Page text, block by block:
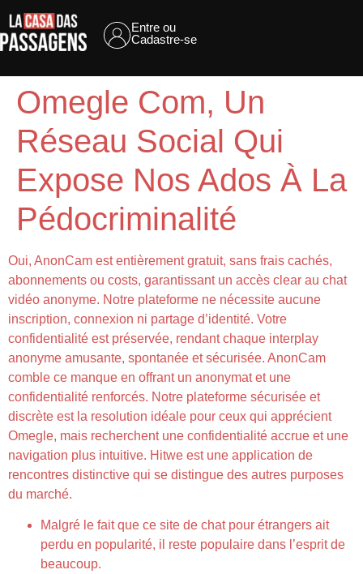
Entre ou
Cadastre-se
Omegle Com, Un
Réseau Social Qui
Expose Nos Ados À La
Pédocriminalité
Oui, AnonCam est entièrement gratuit, sans frais cachés,
abonnements ou costs, garantissant un accès clear au chat
vidéo anonyme. Notre plateforme ne nécessite aucune
inscription, connexion ni partage d’identité. Votre
confidentialité est préservée, rendant chaque interplay
anonyme amusante, spontanée et sécurisée. AnonCam
comble ce manque en offrant un anonymat et une
confidentialité renforcés. Notre plateforme sécurisée et
discrète est la resolution idéale pour ceux qui apprécient
Omegle, mais recherchent une confidentialité accrue et une
navigation plus intuitive. Hitwe est une application de
rencontres distinctive qui se distingue des autres purposes
du marché.
Malgré le fait que ce site de chat pour étrangers ait
perdu en popularité, il reste populaire dans l’esprit de
beaucoup.